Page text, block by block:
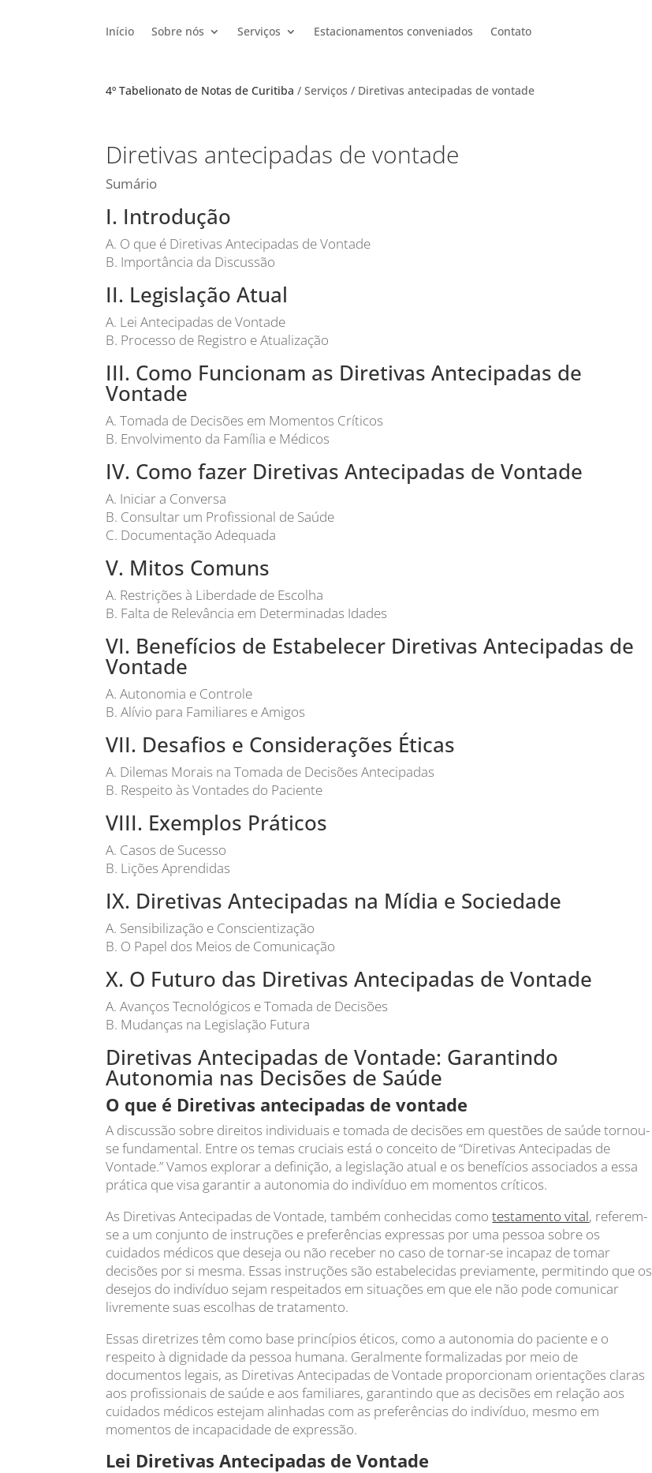
Início Sobre nós Serviços Estacionamentos conveniados Contato
4º Tabelionato de Notas de Curitiba / Serviços / Diretivas antecipadas de vontade
Diretivas antecipadas de vontade
Sumário
I. Introdução
A. O que é Diretivas Antecipadas de Vontade
B. Importância da Discussão
II. Legislação Atual
A. Lei Antecipadas de Vontade
B. Processo de Registro e Atualização
III. Como Funcionam as Diretivas Antecipadas de
Vontade
A. Tomada de Decisões em Momentos Críticos
B. Envolvimento da Família e Médicos
IV. Como fazer Diretivas Antecipadas de Vontade
A. Iniciar a Conversa
B. Consultar um Profissional de Saúde
C. Documentação Adequada
V. Mitos Comuns
A. Restrições à Liberdade de Escolha
B. Falta de Relevância em Determinadas Idades
VI. Benefícios de Estabelecer Diretivas Antecipadas de
Vontade
A. Autonomia e Controle
B. Alívio para Familiares e Amigos
VII. Desafios e Considerações Éticas
A. Dilemas Morais na Tomada de Decisões Antecipadas
B. Respeito às Vontades do Paciente
VIII. Exemplos Práticos
A. Casos de Sucesso
B. Lições Aprendidas
IX. Diretivas Antecipadas na Mídia e Sociedade
A. Sensibilização e Conscientização
B. O Papel dos Meios de Comunicação
X. O Futuro das Diretivas Antecipadas de Vontade
A. Avanços Tecnológicos e Tomada de Decisões
B. Mudanças na Legislação Futura
Diretivas Antecipadas de Vontade: Garantindo
Autonomia nas Decisões de Saúde
O que é Diretivas antecipadas de vontade
A discussão sobre direitos individuais e tomada de decisões em questões de saúde tornou-
se fundamental. Entre os temas cruciais está o conceito de “Diretivas Antecipadas de
Vontade.” Vamos explorar a definição, a legislação atual e os benefícios associados a essa
prática que visa garantir a autonomia do indivíduo em momentos críticos.
As Diretivas Antecipadas de Vontade, também conhecidas comotestamento vital, referem-
se a um conjunto de instruções e preferências expressas por uma pessoa sobre os
cuidados médicos que deseja ou não receber no caso de tornar-se incapaz de tomar
decisões por si mesma. Essas instruções são estabelecidas previamente, permitindo que os
desejos do indivíduo sejam respeitados em situações em que ele não pode comunicar
livremente suas escolhas de tratamento.
Essas diretrizes têm como base princípios éticos, como a autonomia do paciente e o
respeito à dignidade da pessoa humana. Geralmente formalizadas por meio de
documentos legais, as Diretivas Antecipadas de Vontade proporcionam orientações claras
aos profissionais de saúde e aos familiares, garantindo que as decisões em relação aos
cuidados médicos estejam alinhadas com as preferências do indivíduo, mesmo em
momentos de incapacidade de expressão.
Lei Diretivas Antecipadas de Vontade